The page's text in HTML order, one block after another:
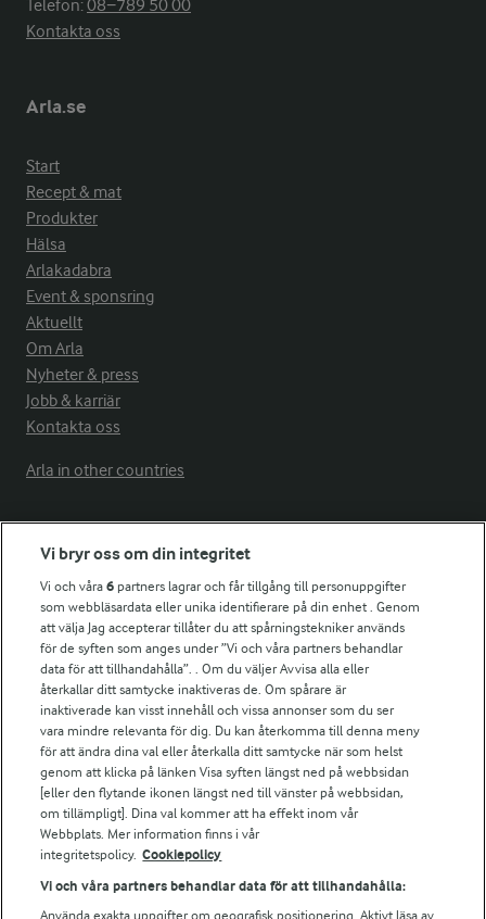
Telefon:08−789 50 00
Kontakta oss
Arla.se
Start
Recept & mat
Produkter
Hälsa
Arlakadabra
Event & sponsring
Aktuellt
Om Arla
Nyheter & press
Jobb & karriär
Kontakta oss
Arla in other countries
Fler Arlasajter
För ägare
Arlas kundportal
Arla.com
Falbygdens Ost
Arla webbshop
Bildbank
Följ oss
Vi bryr oss om din integritet
Vi och våra6 partners lagrar och får tillgång till personuppgifter
som webbläsardata eller unika identifierare på din enhet . Genom
att välja Jag accepterar tillåter du att spårningstekniker används
för de syften som anges under ”Vi och våra partners behandlar
data för att tillhandahålla”. . Om du väljer Avvisa alla eller
återkallar ditt samtycke inaktiveras de. Om spårare är
inaktiverade kan visst innehåll och vissa annonser som du ser
vara mindre relevanta för dig. Du kan återkomma till denna meny
för att ändra dina val eller återkalla ditt samtycke när som helst
genom att klicka på länken Visa syften längst ned på webbsidan
[eller den flytande ikonen längst ned till vänster på webbsidan,
om tillämpligt]. Dina val kommer att ha effekt inom vår
Webbplats. Mer information finns i vår
integritetspolicy. Cookiepolicy
Vi och våra partners behandlar data för att tillhandahålla:
Använda exakta uppgifter om geografisk positionering. Aktivt läsa av